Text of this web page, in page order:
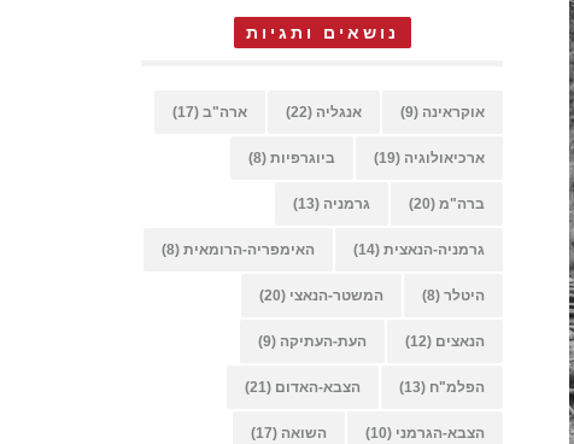
נושאים ותגיות
אוקראינה (9) אנגליה (22) ארה"ב (17)
ארכיאולוגיה (19) ביוגרפיות (8)
ברה"מ (20) גרמניה (13)
גרמניה-הנאצית (14) האימפריה-הרומאית (8)
היטלר (8) המשטר-הנאצי (20)
הנאצים (12) העת-העתיקה (9)
הפלמ"ח (13) הצבא-האדום (21)
הצבא-הגרמני (10) השואה (17)